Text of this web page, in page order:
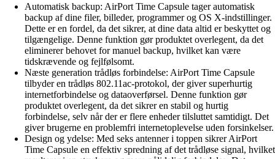
Automatisk backup: AirPort Time Capsule tager automatisk
backup af dine filer, billeder, programmer og OS X-indstillinger.
Dette er en fordel, da det sikrer, at dine data altid er beskyttet og
tilgængelige. Denne funktion gør produktet overlegent, da det
eliminerer behovet for manuel backup, hvilket kan være
tidskrævende og fejlfølsomt.
Næste generation trådløs forbindelse: AirPort Time Capsule
tilbyder en trådløs 802.11ac-protokol, der giver superhurtig
internetforbindelse og dataoverførsel. Denne funktion gør
produktet overlegent, da det sikrer en stabil og hurtig
forbindelse, selv når der er flere enheder tilsluttet samtidigt. Det
giver brugerne en problemfri internetoplevelse uden forsinkelser.
Design og ydelse: Med seks antenner i toppen sikrer AirPort
Time Capsule en effektiv spredning af det trådløse signal, hvilket